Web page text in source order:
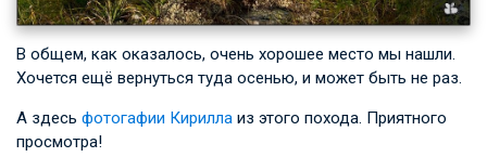
В общем, как оказалось, очень хорошее место мы нашли.
Хочется ещё вернуться туда осенью, и может быть не раз.
А здесь фотогафии Кирилла из этого похода. Приятного
просмотра!